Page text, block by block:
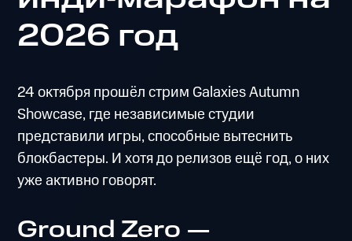
2026 год
24 октября прошёл стрим Galaxies Autumn
Showcase, где независимые студии
представили игры, способные вытеснить
блокбастеры. И хотя до релизов ещё год, о них
уже активно говорят.
Ground Zero —